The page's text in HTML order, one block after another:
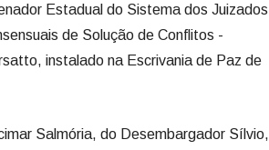
Estadual do Sistema dos Juizados
de Solução de Conflitos -
instalado na Escrivania de Paz de
Salmória, do Desembargador Sílvio,